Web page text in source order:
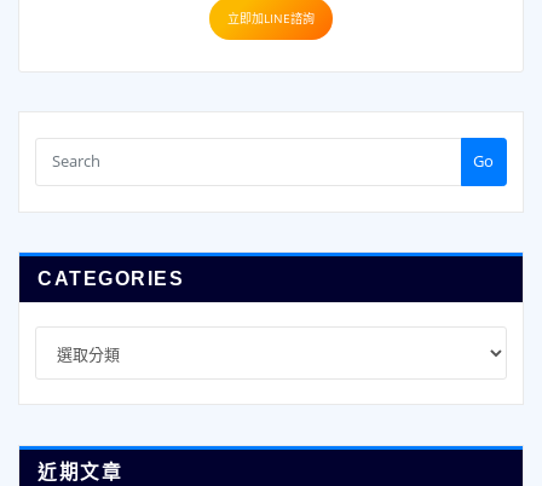
立即加LINE諮詢
Go
CATEGORIES
近期文章